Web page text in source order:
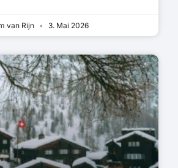
van Rijn 3. Mai 2026